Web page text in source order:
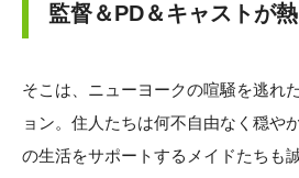
監督＆PD＆キャストが熱
そこは、ニューヨークの喧騒を逃れ
ョン。住人たちは何不自由なく穏や
の生活をサポートするメイドたちも